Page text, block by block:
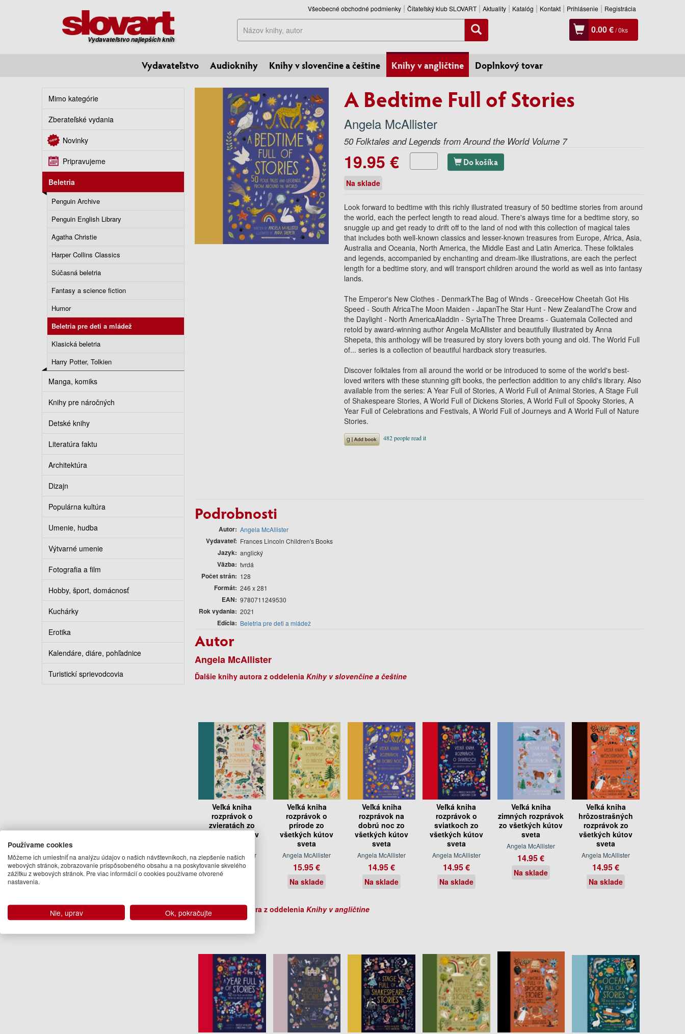
Vydavateľstvo najlepších kníh
Všeobecné obchodné podmienky Čitateľský klub SLOVART Aktuality Katalóg Kontakt Prihlásenie Registrácia
Hľadať 0.00 €/0ks
Vydavateľstvo Audioknihy Knihy v slovenčine a češtine Knihy v angličtine Doplnkový tovar
Mimo kategórie
Zberateľské vydania
Novinky
Pripravujeme
Beletria
Penguin Archive
Penguin English Library
Agatha Christie
Harper Collins Classics
Súčasná beletria
Fantasy a science fiction
Humor
Beletria pre deti a mládež
Klasická beletria
Harry Potter, Tolkien
Manga, komiks
Knihy pre náročných
Detské knihy
Literatúra faktu
Architektúra
Dizajn
Populárna kultúra
Umenie, hudba
Výtvarné umenie
Fotografia a film
Hobby, šport, domácnosť
Kuchárky
Erotika
Kalendáre, diáre, pohľadnice
Turistickí sprievodcovia
A Bedtime Full of Stories
Angela McAllister
50 Folktales and Legends from Around the World Volume 7
19.95 € Do košíka
Na sklade
Look forward to bedtime with this richly illustrated treasury of 50 bedtime stories from around
the world, each the perfect length to read aloud. There's always time for a bedtime story, so
snuggle up and get ready to drift off to the land of nod with this collection of magical tales
that includes both well-known classics and lesser-known treasures from Europe, Africa, Asia,
Australia and Oceania, North America, the Middle East and Latin America. These folktales
and legends, accompanied by enchanting and dream-like illustrations, are each the perfect
length for a bedtime story, and will transport children around the world as well as into fantasy
lands.
The Emperor's New Clothes - DenmarkThe Bag of Winds - GreeceHow Cheetah Got His
Speed - South AfricaThe Moon Maiden - JapanThe Star Hunt - New ZealandThe Crow and
the Daylight - North AmericaAladdin - SyriaThe Three Dreams - Guatemala Collected and
retold by award-winning author Angela McAllister and beautifully illustrated by Anna
Shepeta, this anthology will be treasured by story lovers both young and old. The World Full
of... series is a collection of beautiful hardback story treasuries.
Discover folktales from all around the world or be introduced to some of the world's best-
loved writers with these stunning gift books, the perfection addition to any child's library. Also
available from the series: A Year Full of Stories, A World Full of Animal Stories, A Stage Full
of Shakespeare Stories, A World Full of Dickens Stories, A World Full of Spooky Stories, A
Year Full of Celebrations and Festivals, A World Full of Journeys and A World Full of Nature
Stories.
Podrobnosti
Autor Angela McAllister
Vydavateľ Frances Lincoln Children's Books
Jazyk anglický
Väzba tvrdá
Počet strán 128
Formát 246 x 281
EAN 9780711249530
Rok vydania 2021
Edícia Beletria pre deti a mládež
Autor
Angela McAllister
Ďalšie knihy autora z oddelenia Knihy v slovenčine a češtine
Veľká kniha
rozprávok o
zvieratách zo
všetkých kútov
Angela McAllister
14.95 €
Veľká kniha
rozprávok o
prírode zo
všetkých kútov
sveta
Angela McAllister
15.95 €
Na sklade
Veľká kniha
rozprávok na
dobrú noc zo
všetkých kútov
sveta
Angela McAllister
14.95 €
Na sklade
Veľká kniha
rozprávok o
sviatkoch zo
všetkých kútov
sveta
Angela McAllister
14.95 €
Na sklade
Veľká kniha
zimných rozprávok
zo všetkých kútov
sveta
Angela McAllister
14.95 €
Na sklade
Veľká kniha
hrôzostrašných
rozprávok zo
všetkých kútov
sveta
Angela McAllister
14.95 €
Na sklade
Ďalšie knihy autora z oddelenia Knihy v angličtine
Používame cookies
Môžeme ich umiestniť na analýzu údajov o našich návštevníkoch, na zlepšenie našich
webových stránok, zobrazovanie prispôsobeného obsahu a na poskytovanie skvelého
zážitku z webových stránok. Pre viac informácií o cookies používame otvorené
nastavenia.
Nie, uprav Ok, pokračujte